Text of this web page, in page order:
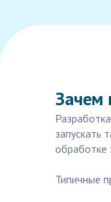
Зачем
запускать
обработке
Типичные